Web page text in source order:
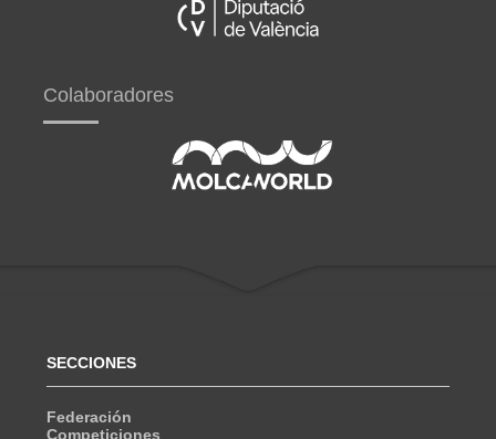
Colaboradores
SECCIONES
Federación
Competiciones